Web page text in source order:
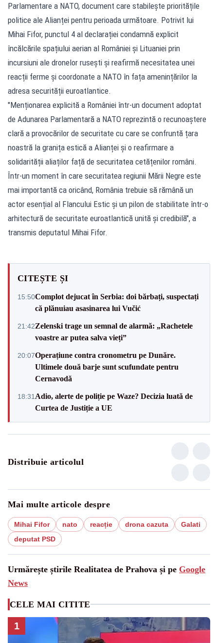
Parlamentare a NATO, document care stabilește prioritățile
politice ale Alianței pentru perioada următoare. Potrivit lui
Mihai Fifor, punctul 4 al declarației condamnă explicit
încălcările spațiului aerian al României și Lituaniei prin
incursiuni ale dronelor rusești și reafirmă necesitatea unei
reacții ferme și coordonate a NATO în fața amenințărilor la
adresa securității euroatlantice.
"Menționarea explicită a României într-un document adoptat
de Adunarea Parlamentară a NATO reprezintă o recunoaștere
clară a provocărilor de securitate cu care se confruntă țara
noastră la granița estică a Alianței și o reafirmare a
solidarității aliaților față de securitatea cetățenilor români.
Într-un moment în care securitatea regiunii Mării Negre este
mai importantă ca oricând, România trebuie să rămână un
actor esențial al Flancului Estic și un pilon de stabilitate într-o
arhitectură de securitate euroatlantică unită și credibilă", a
transmis deputatul Mihai Fifor.
CITEȘTE ȘI
15:50Complot dejucat în Serbia: doi bărbați, suspectați
că plănuiau asasinarea lui Vučić
21:42Zelenski trage un semnal de alarmă: „Rachetele
voastre ar putea salva vieți”
20:07Operațiune contra cronometru pe Dunăre.
Ultimele două barje sunt scufundate pentru
Cernavodă
18:31 Adio, alerte de poliție pe Waze? Decizia luată de
Curtea de Justiție a UE
Distribuie articolul
Mai multe articole despre
Mihai Fifor nato reacție drona cazuta
Galati
deputat PSD
Urmărește știrile Realitatea de Prahova și pe Google
News
CELE MAI CITITE
1